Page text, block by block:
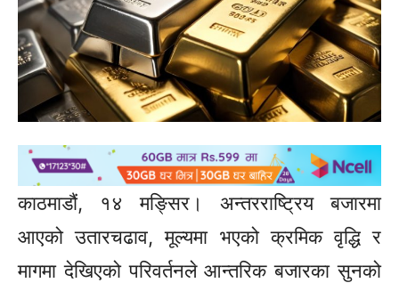
काठमाडौं, १४ मङ्सिर। अन्तरराष्ट्रिय बजारमा
आएको उतारचढाव, मूल्यमा भएको क्रमिक वृद्धि र
मागमा देखिएको परिवर्तनले आन्तरिक बजारका सुनको